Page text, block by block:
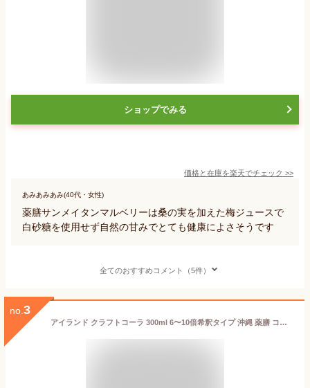
ショップでみる
価格と在庫を楽天でチェック >>
あみあみあみ(40代・女性)
薬膳サンメイタンマルベリーは桑の実を加えた梅ジュースで
白砂糖を使用せず自然の甘みでとても健康によさそうです
全てのおすすめコメント（5件）
no. 3
アイランド クラフトコーラ 300ml 6〜10倍希釈タイプ 沖縄 薬膳 コーラ チャイ 原液 シロップ 健康 飲料 濃縮 ジュース 保存料 着色料 無添加 琉球フロント